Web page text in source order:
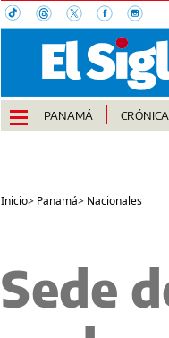
PANAMÁ
Inicio> Panamá> Nacionales
Sede